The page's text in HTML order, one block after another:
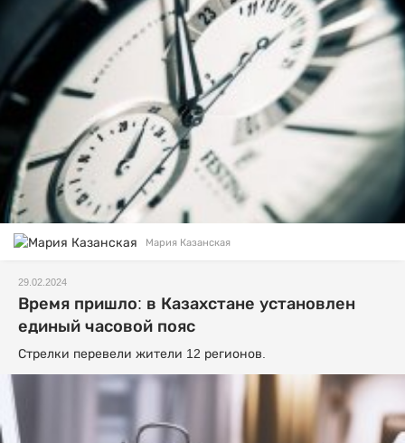
Мария Казанская
29.02.2024
Время пришло: в Казахстане установлен
единый часовой пояс
Стрелки перевели жители 12 регионов.